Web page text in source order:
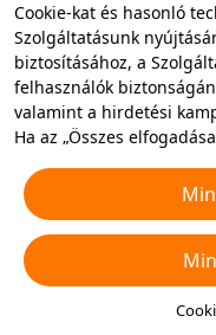
Cookie-kat és hasonló
Szolgáltatásunk
biztosításához, a
felhasználók
valamint a hirdetési
Ha az „Összes
hasonló technológiákat
Elutasíthatja az összes
„Cookie-k
beállításoknál bármikor
cookie-kat szeretné